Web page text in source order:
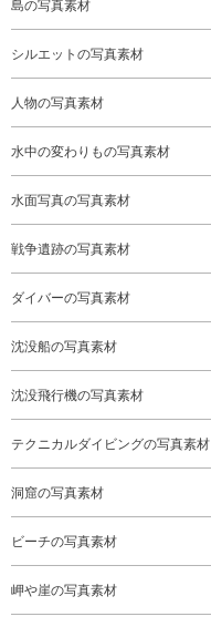
島の写真素材
シルエットの写真素材
人物の写真素材
水中の変わりもの写真素材
水面写真の写真素材
戦争遺跡の写真素材
ダイバーの写真素材
沈没船の写真素材
沈没飛行機の写真素材
テクニカルダイビングの写真素材
洞窟の写真素材
ビーチの写真素材
岬や崖の写真素材